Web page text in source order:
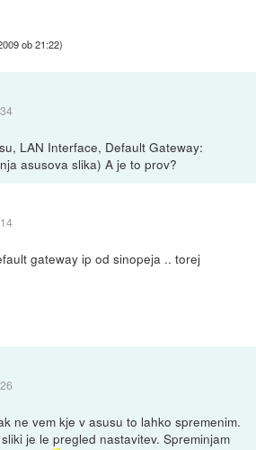
ob 21:22)
LAN Interface, Default Gateway:
asusova slika) A je to prov?
gateway ip od sinopeja .. torej
ne vem kje v asusu to lahko spremenim.
je le pregled nastavitev. Spreminjam